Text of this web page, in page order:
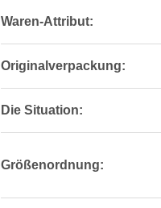
Waren-Attribut:
Originalverpackung:
Die Situation:
Größenordnung: